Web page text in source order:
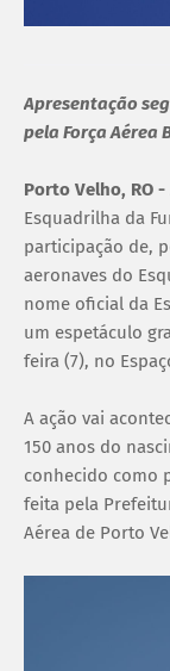
Apresentação
pela Força Aérea
Porto Velho, RO -
Esquadrilha da
participação de,
aeronaves do
nome oficial da
um espetáculo
feira (7), no
A ação vai
150 anos do
conhecido como
feita pela
Aérea de Porto